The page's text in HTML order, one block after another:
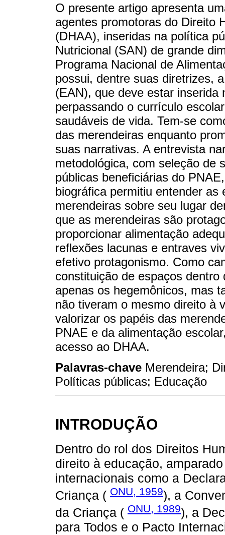
O presente artigo apresenta
agentes promotoras do Direito
(DHAA), inseridas na política
Nutricional (SAN) de grande
Programa Nacional de
possui, dentre suas diretrizes,
(EAN), que deve estar inserida
perpassando o currículo
saudáveis de vida. Tem-se
das merendeiras enquanto
suas narrativas. A entrevista
metodológica, com seleção de
públicas beneficiárias do
biográfica permitiu entender
merendeiras sobre seu lugar
que as merendeiras são
proporcionar alimentação
reflexões lacunas e entraves
efetivo protagonismo. Como
constituição de espaços
apenas os hegemônicos, mas
não tiveram o mesmo direito à
valorizar os papéis das
PNAE e da alimentação
acesso ao DHAA.
Palavras-chave Merendeira;
Políticas públicas; Educação
INTRODUÇÃO
Dentro do rol dos Direitos
direito à educação,
internacionais como a
Criança ( ONU, 1959), a
da Criança ( ONU, 1989), a
para Todos e o Pacto